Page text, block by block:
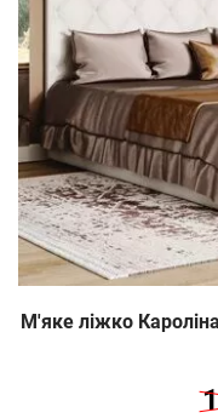
М'яке ліжко